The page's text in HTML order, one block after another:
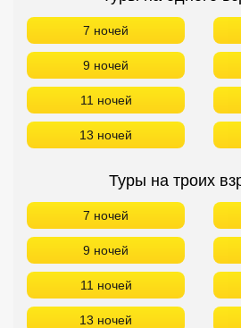
7 ночей
9 ночей
11 ночей
13 ночей
Туры на троих
7 ночей
9 ночей
11 ночей
13 ночей